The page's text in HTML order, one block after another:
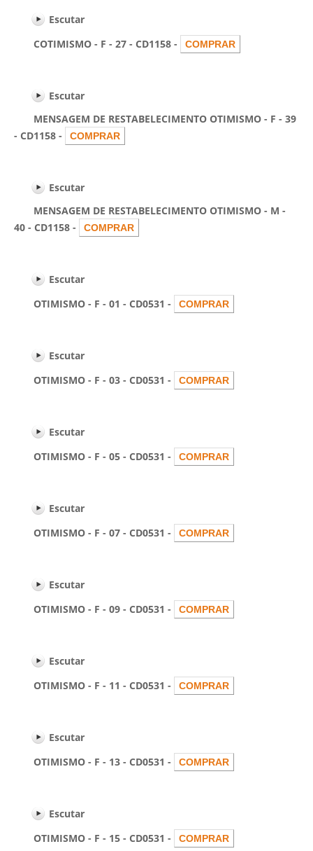
Escutar
COTIMISMO - F - 27 - CD1158 -
Escutar
MENSAGEM DE RESTABELECIMENTO OTIMISMO - F - 39
- CD1158 -
Escutar
MENSAGEM DE RESTABELECIMENTO OTIMISMO - M -
40 - CD1158 -
Escutar
OTIMISMO - F - 01 - CD0531 -
Escutar
OTIMISMO - F - 03 - CD0531 -
Escutar
OTIMISMO - F - 05 - CD0531 -
Escutar
OTIMISMO - F - 07 - CD0531 -
Escutar
OTIMISMO - F - 09 - CD0531 -
Escutar
OTIMISMO - F - 11 - CD0531 -
Escutar
OTIMISMO - F - 13 - CD0531 -
Escutar
OTIMISMO - F - 15 - CD0531 -